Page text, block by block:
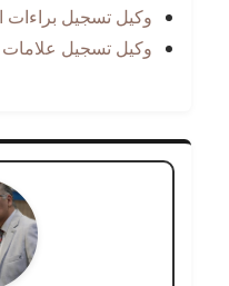
وكيل تسجيل براءات
وكيل تسجيل علامات